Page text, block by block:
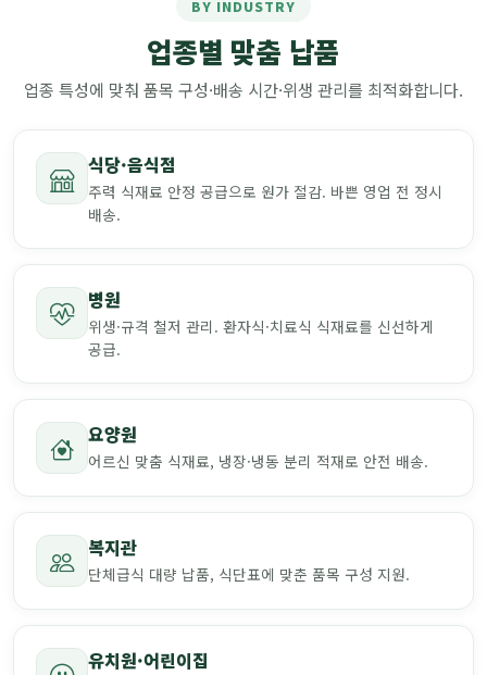
BY INDUSTRY
업종별 맞춤 납품
업종 특성에 맞춰 품목 구성·배송 시간·위생 관리를 최적화합니다.
식당·음식점
주력 식재료 안정 공급으로 원가 절감. 바쁜 영업 전 정시
배송.
병원
위생·규격 철저 관리. 환자식·치료식 식재료를 신선하게
공급.
요양원
어르신 맞춤 식재료, 냉장·냉동 분리 적재로 안전 배송.
복지관
단체급식 대량 납품, 식단표에 맞춘 품목 구성 지원.
유치원·어린이집